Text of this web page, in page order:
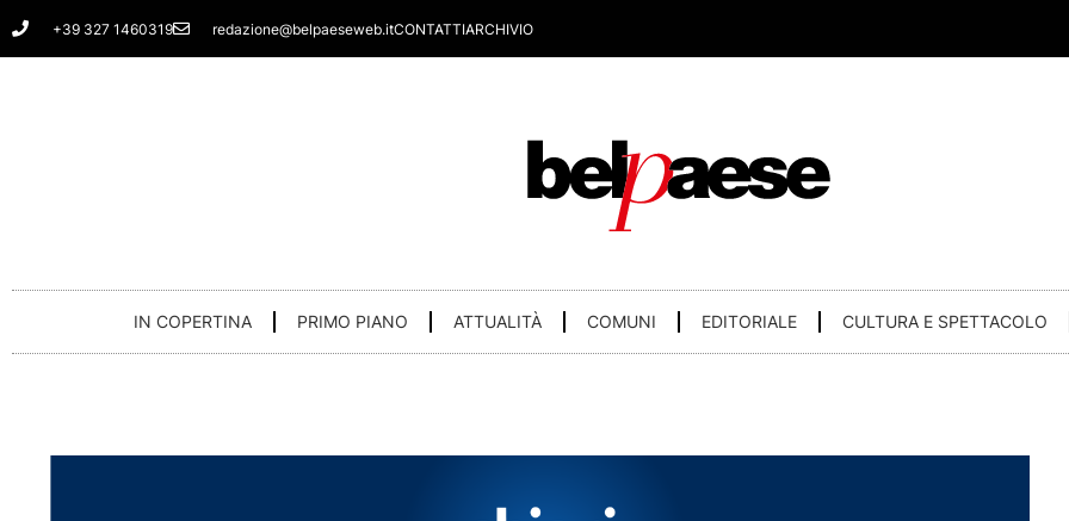
Vai
al
+39 327 1460319 redazione@belpaeseweb.itCONTATTIARCHIVIO
IN COPERTINA PRIMO PIANO ATTUALITÀ COMUNI EDITORIALE CULTURA E SPETTACOLO